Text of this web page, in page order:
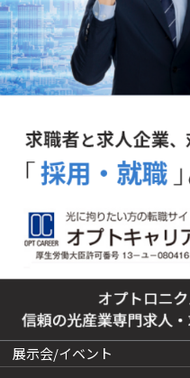
展示会/イベント